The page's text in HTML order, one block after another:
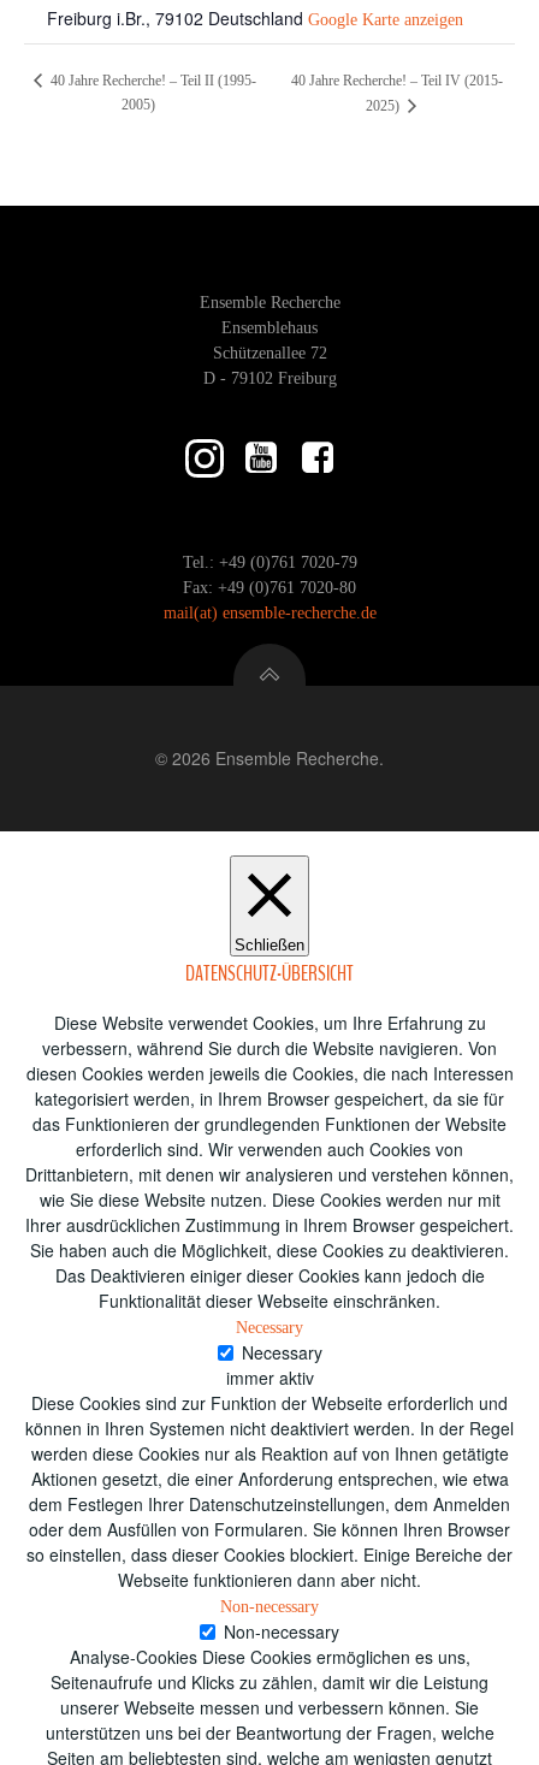
Freiburg i.Br., 79102 Deutschland Google Karte anzeigen
40 Jahre Recherche! – Teil II (1995-
2005)
40 Jahre Recherche! – Teil IV (2015-
2025)
Ensemble Recherche
Ensemblehaus
Schützenallee 72
D - 79102 Freiburg
Tel.: +49 (0)761 7020-79
Fax: +49 (0)761 7020-80
mail(at) ensemble-recherche.de
© 2026 Ensemble Recherche.
Schließen
DATENSCHUTZ-ÜBERSICHT
Diese Website verwendet Cookies, um Ihre Erfahrung zu
verbessern, während Sie durch die Website navigieren. Von
diesen Cookies werden jeweils die Cookies, die nach Interessen
kategorisiert werden, in Ihrem Browser gespeichert, da sie für
das Funktionieren der grundlegenden Funktionen der Website
erforderlich sind. Wir verwenden auch Cookies von
Drittanbietern, mit denen wir analysieren und verstehen können,
wie Sie diese Website nutzen. Diese Cookies werden nur mit
Ihrer ausdrücklichen Zustimmung in Ihrem Browser gespeichert.
Sie haben auch die Möglichkeit, diese Cookies zu deaktivieren.
Das Deaktivieren einiger dieser Cookies kann jedoch die
Funktionalität dieser Webseite einschränken.
Necessary
Necessary
immer aktiv
Diese Cookies sind zur Funktion der Webseite erforderlich und
können in Ihren Systemen nicht deaktiviert werden. In der Regel
werden diese Cookies nur als Reaktion auf von Ihnen getätigte
Aktionen gesetzt, die einer Anforderung entsprechen, wie etwa
dem Festlegen Ihrer Datenschutzeinstellungen, dem Anmelden
oder dem Ausfüllen von Formularen. Sie können Ihren Browser
so einstellen, dass dieser Cookies blockiert. Einige Bereiche der
Webseite funktionieren dann aber nicht.
Non-necessary
Non-necessary
Analyse-Cookies Diese Cookies ermöglichen es uns,
Seitenaufrufe und Klicks zu zählen, damit wir die Leistung
unserer Webseite messen und verbessern können. Sie
unterstützen uns bei der Beantwortung der Fragen, welche
Seiten am beliebtesten sind, welche am wenigsten genutzt